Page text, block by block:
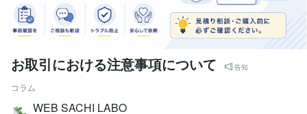
お取引における注意事項について 告知
コラム
WEB SACHI LABO